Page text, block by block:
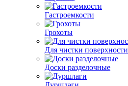
Гастроемкости
Грохоты
Для чистки поверхности
Доски разделочные